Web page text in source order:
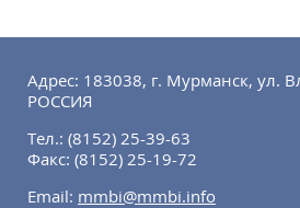
Адрес: 183038, г. Мурманск, ул.
РОССИЯ
Тел.: (8152) 25-39-63
Факс: (8152) 25-19-72
Email: mmbi@mmbi.info